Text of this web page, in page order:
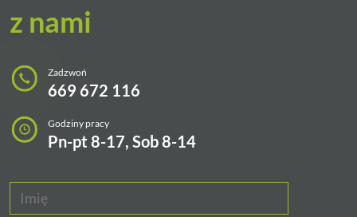
z nami
Zadzwoń
669 672 116
Godziny pracy
Pn-pt 8-17, Sob 8-14